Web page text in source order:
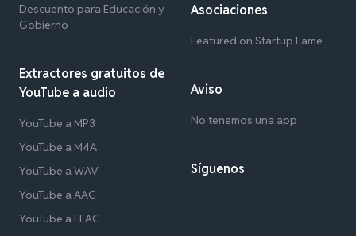
Descuento para Educación y
Gobierno
Extractores gratuitos de
YouTube a audio
YouTube a MP3
YouTube a M4A
YouTube a WAV
YouTube a AAC
YouTube a FLAC
Asociaciones
Featured on Startup Fame
Aviso
No tenemos una app
Síguenos